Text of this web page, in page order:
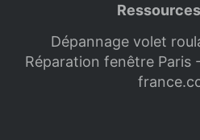
Dépannage volet
Réparation fenêtre Paris